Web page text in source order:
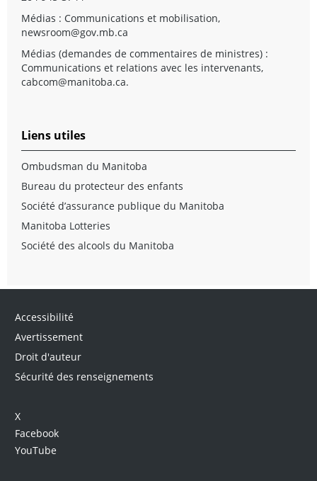
Médias : Communications et mobilisation,
newsroom@gov.mb.ca
Médias (demandes de commentaires de ministres) :
Communications et relations avec les intervenants,
cabcom@manitoba.ca.
Liens utiles
Ombudsman du Manitoba
Bureau du protecteur des enfants
Société d’assurance publique du Manitoba
Manitoba Lotteries
Société des alcools du Manitoba
Accessibilité
Avertissement
Droit d'auteur
Sécurité des renseignements
X
Facebook
YouTube